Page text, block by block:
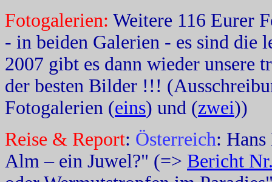
Fotogalerien: Weitere 116 Eurer
- in beiden Galerien - es sind die
2007 gibt es dann wieder
der besten Bilder !!!
Fotogalerien (eins) und (zwei))
Reise & Report: Österreich:
Alm – ein Juwel?" (=> Bericht